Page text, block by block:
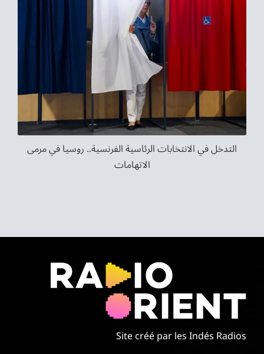
التدخل في الانتخابات الرئاسية الفرنسية.. روسيا في مرمى
الاتهامات
Site créé par les Indés Radios